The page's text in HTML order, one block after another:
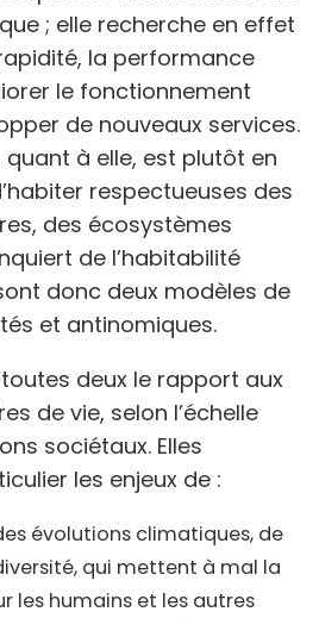
; elle recherche en effet
la performance
le fonctionnement
de nouveaux services.
quant à elle, est plutôt en
respectueuses des
des écosystèmes
de l’habitabilité
donc deux modèles de
et antinomiques.
deux le rapport aux
de vie, selon l’échelle
sociétaux. Elles
les enjeux de :
évolutions climatiques, de
qui mettent à mal la
les humains et les autres